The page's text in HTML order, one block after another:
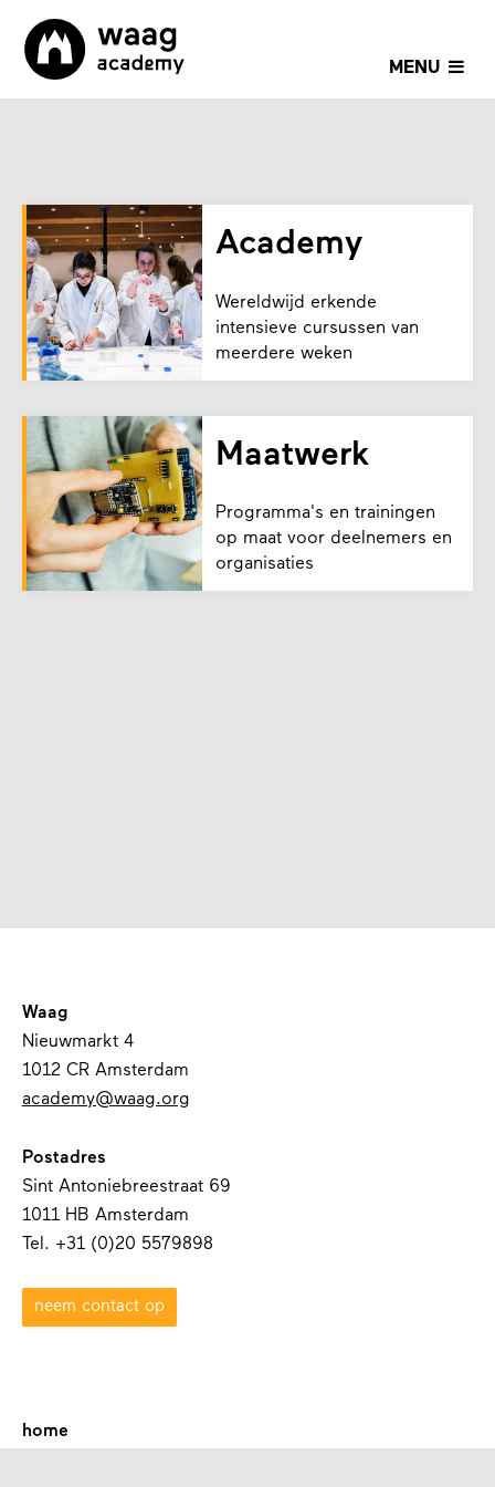
MENU
Academy
Wereldwijd erkende
intensieve cursussen van
meerdere weken
Maatwerk
Programma's en trainingen
op maat voor deelnemers en
organisaties
Waag
Nieuwmarkt 4
1012 CR Amsterdam
academy@waag.org
Postadres
Sint Antoniebreestraat 69
1011 HB Amsterdam
Tel. +31 (0)20 5579898
neem contact op
home